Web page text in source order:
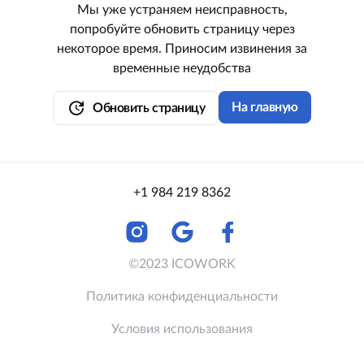
Мы уже устраняем неисправность,
попробуйте обновить страницу через
некоторое время. Приносим извинения за
временные неудобства
update Обновить страницу На главную
+1 984 219 8362
©2023 ICOWORK
Политика конфиденциальности
Условия использования